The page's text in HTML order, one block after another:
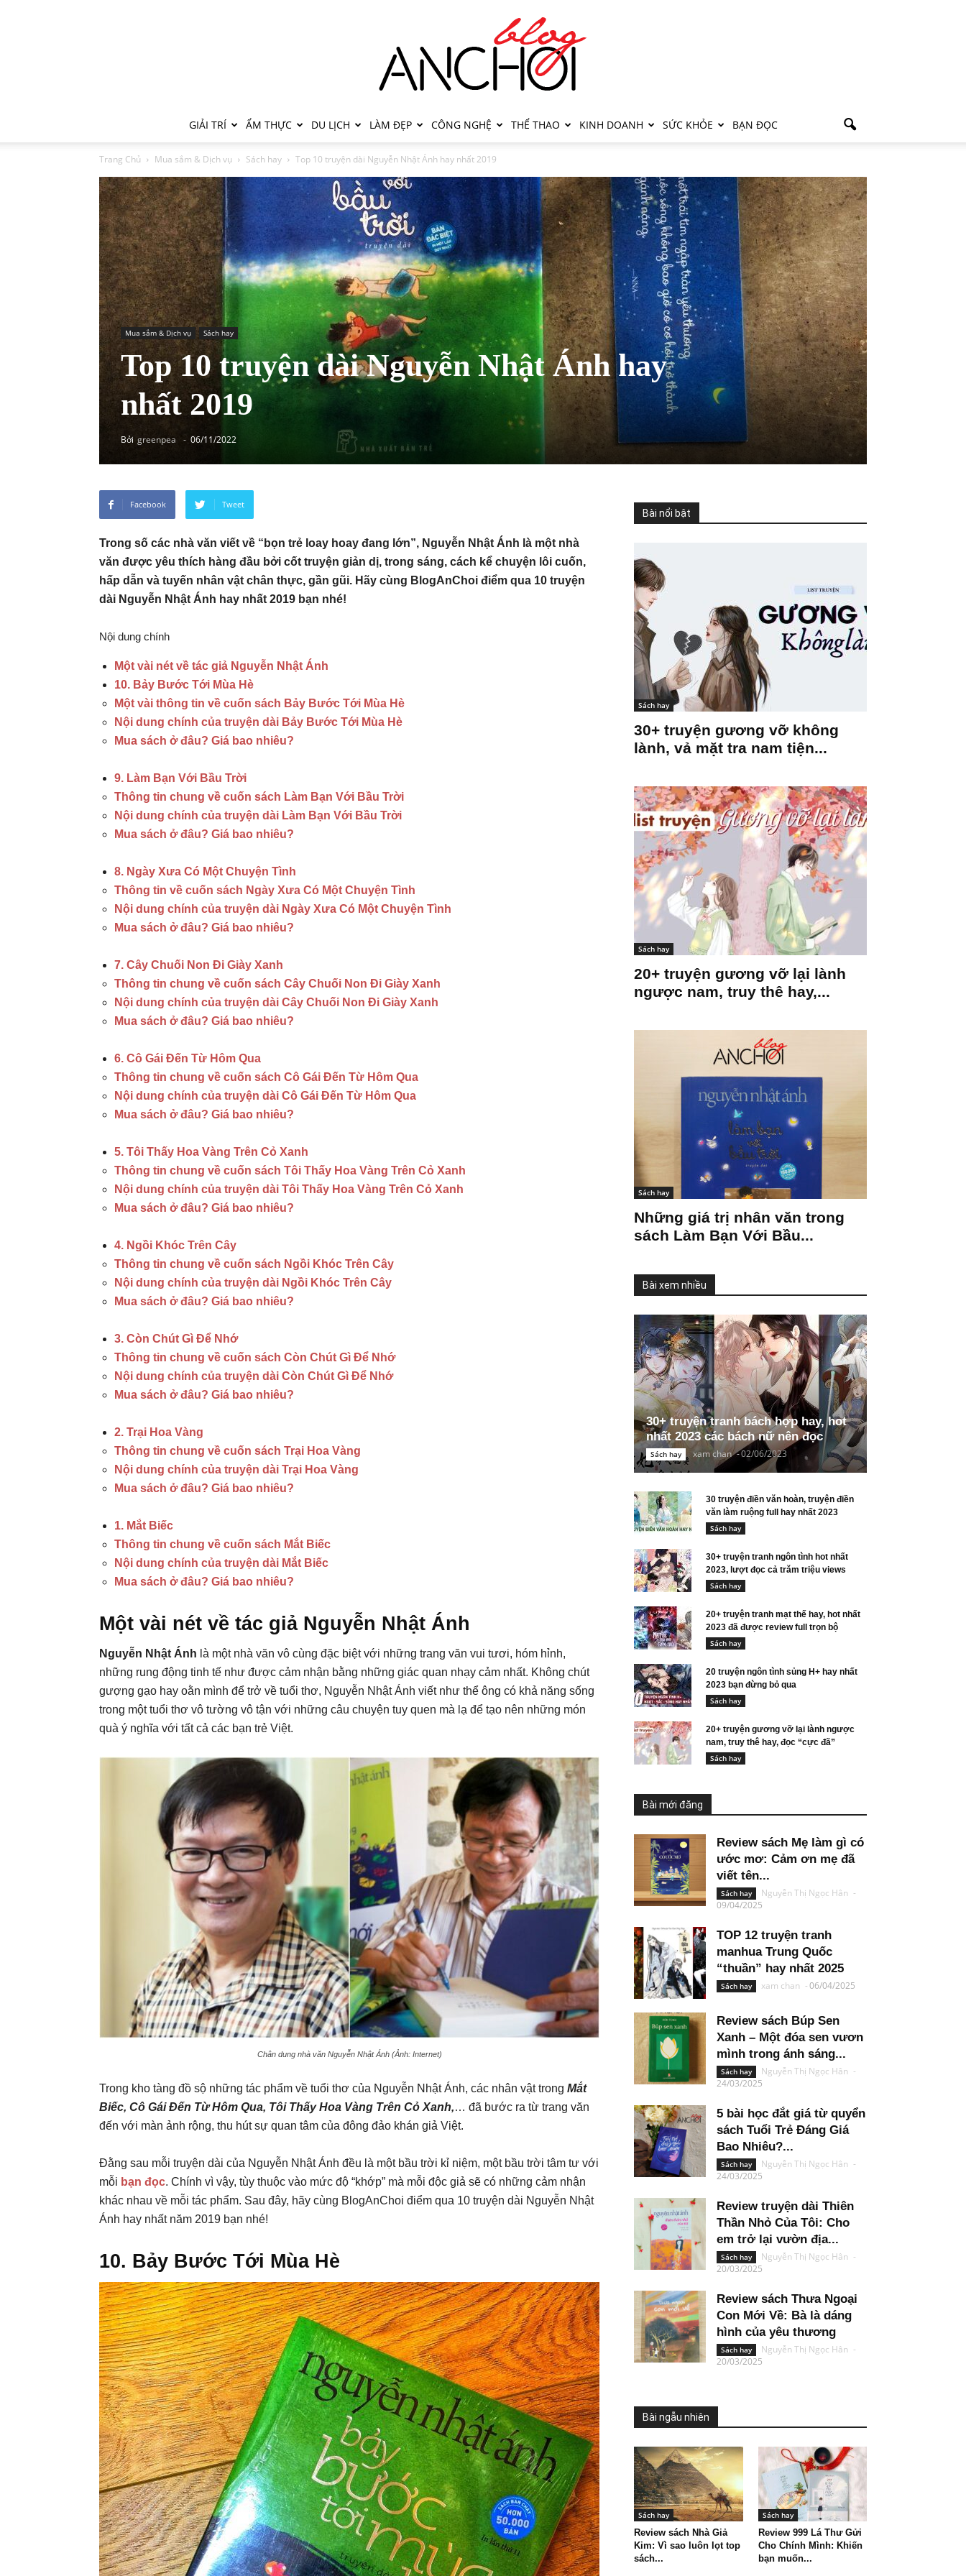
GIẢI TRÍ ẨM THỰC DU LỊCH LÀM ĐẸP CÔNG NGHỆ THỂ THAO KINH DOANH SỨC KHỎE BẠN ĐỌC
Trang Chủ Mua sắm & Dịch vụ Sách hay Top 10 truyện dài Nguyễn Nhật Ánh hay nhất 2019
Mua sắm & Dịch vụ Sách hay
Top 10 truyện dài Nguyễn Nhật Ánh hay
nhất 2019
Bởi greenpea - 06/11/2022
Facebook Tweet
Trong số các nhà văn viết về “bọn trẻ loay hoay đang lớn”, Nguyễn Nhật Ánh là một nhà
văn được yêu thích hàng đầu bởi cốt truyện giản dị, trong sáng, cách kể chuyện lôi cuốn,
hấp dẫn và tuyến nhân vật chân thực, gần gũi. Hãy cùng BlogAnChoi điểm qua 10 truyện
dài Nguyễn Nhật Ánh hay nhất 2019 bạn nhé!
Nội dung chính
Một vài nét về tác giả Nguyễn Nhật Ánh
10. Bảy Bước Tới Mùa Hè
Một vài thông tin về cuốn sách Bảy Bước Tới Mùa Hè
Nội dung chính của truyện dài Bảy Bước Tới Mùa Hè
Mua sách ở đâu? Giá bao nhiêu?
9. Làm Bạn Với Bầu Trời
Thông tin chung về cuốn sách Làm Bạn Với Bầu Trời
Nội dung chính của truyện dài Làm Bạn Với Bầu Trời
Mua sách ở đâu? Giá bao nhiêu?
8. Ngày Xưa Có Một Chuyện Tình
Thông tin về cuốn sách Ngày Xưa Có Một Chuyện Tình
Nội dung chính của truyện dài Ngày Xưa Có Một Chuyện Tình
Mua sách ở đâu? Giá bao nhiêu?
7. Cây Chuối Non Đi Giày Xanh
Thông tin chung về cuốn sách Cây Chuối Non Đi Giày Xanh
Nội dung chính của truyện dài Cây Chuối Non Đi Giày Xanh
Mua sách ở đâu? Giá bao nhiêu?
6. Cô Gái Đến Từ Hôm Qua
Thông tin chung về cuốn sách Cô Gái Đến Từ Hôm Qua
Nội dung chính của truyện dài Cô Gái Đến Từ Hôm Qua
Mua sách ở đâu? Giá bao nhiêu?
5. Tôi Thấy Hoa Vàng Trên Cỏ Xanh
Thông tin chung về cuốn sách Tôi Thấy Hoa Vàng Trên Cỏ Xanh
Nội dung chính của truyện dài Tôi Thấy Hoa Vàng Trên Cỏ Xanh
Mua sách ở đâu? Giá bao nhiêu?
4. Ngồi Khóc Trên Cây
Thông tin chung về cuốn sách Ngồi Khóc Trên Cây
Nội dung chính của truyện dài Ngồi Khóc Trên Cây
Mua sách ở đâu? Giá bao nhiêu?
3. Còn Chút Gì Để Nhớ
Thông tin chung về cuốn sách Còn Chút Gì Để Nhớ
Nội dung chính của truyện dài Còn Chút Gì Để Nhớ
Mua sách ở đâu? Giá bao nhiêu?
2. Trại Hoa Vàng
Thông tin chung về cuốn sách Trại Hoa Vàng
Nội dung chính của truyện dài Trại Hoa Vàng
Mua sách ở đâu? Giá bao nhiêu?
1. Mắt Biếc
Thông tin chung về cuốn sách Mắt Biếc
Nội dung chính của truyện dài Mắt Biếc
Mua sách ở đâu? Giá bao nhiêu?
Một vài nét về tác giả Nguyễn Nhật Ánh
Nguyễn Nhật Ánh là một nhà văn vô cùng đặc biệt với những trang văn vui tươi, hóm hỉnh,
những rung động tinh tế như được cảm nhận bằng những giác quan nhạy cảm nhất. Không chút
gượng gạo hay oằn mình để trở về tuổi thơ, Nguyễn Nhật Ánh viết như thể ông có khả năng sống
trong một tuổi thơ vô tường vô tận với những câu chuyện tuy quen mà lạ để tạo nên những món
quà ý nghĩa với tất cả các bạn trẻ Việt.
Chân dung nhà văn Nguyễn Nhật Ánh (Ảnh: Internet)
Trong kho tàng đồ sộ những tác phẩm về tuổi thơ của Nguyễn Nhật Ánh, các nhân vật trong Mắt
Biếc, Cô Gái Đến Từ Hôm Qua, Tôi Thấy Hoa Vàng Trên Cỏ Xanh,… đã bước ra từ trang văn
đến với màn ảnh rộng, thu hút sự quan tâm của đông đảo khán giả Việt.
Đằng sau mỗi truyện dài của Nguyễn Nhật Ánh đều là một bầu trời kỉ niệm, một bầu trời tâm tư với
mỗi bạn đọc. Chính vì vậy, tùy thuộc vào mức độ “khớp” mà mỗi độc giả sẽ có những cảm nhận
khác nhau về mỗi tác phẩm. Sau đây, hãy cùng BlogAnChoi điểm qua 10 truyện dài Nguyễn Nhật
Ánh hay nhất năm 2019 bạn nhé!
10. Bảy Bước Tới Mùa Hè
Bài nổi bật
Sách hay
30+ truyện gương vỡ không
lành, vả mặt tra nam tiện...
Sách hay
20+ truyện gương vỡ lại lành
ngược nam, truy thê hay,...
Sách hay
Những giá trị nhân văn trong
sách Làm Bạn Với Bầu...
Bài xem nhiều
30+ truyện tranh bách hợp hay, hot
nhất 2023 các bách nữ nên đọc
Sách hay xam chan -02/06/2023
30 truyện điền văn hoàn, truyện điền
văn làm ruộng full hay nhất 2023
Sách hay
30+ truyện tranh ngôn tình hot nhất
2023, lượt đọc cả trăm triệu views
Sách hay
20+ truyện tranh mạt thế hay, hot nhất
2023 đã được review full trọn bộ
Sách hay
20 truyện ngôn tình sủng H+ hay nhất
2023 bạn đừng bỏ qua
Sách hay
20+ truyện gương vỡ lại lành ngược
nam, truy thê hay, đọc “cực đã”
Sách hay
Bài mới đăng
Review sách Mẹ làm gì có
ước mơ: Cảm ơn mẹ đã
viết tên...
Sách hay Nguyễn Thị Ngọc Hân -
09/04/2025
TOP 12 truyện tranh
manhua Trung Quốc
“thuần” hay nhất 2025
Sách hay xam chan -06/04/2025
Review sách Búp Sen
Xanh – Một đóa sen vươn
mình trong ánh sáng...
Sách hay Nguyễn Thị Ngọc Hân -
24/03/2025
5 bài học đắt giá từ quyển
sách Tuổi Trẻ Đáng Giá
Bao Nhiêu?...
Sách hay Nguyễn Thị Ngọc Hân -
24/03/2025
Review truyện dài Thiên
Thần Nhỏ Của Tôi: Cho
em trở lại vườn địa...
Sách hay Nguyễn Thị Ngọc Hân -
20/03/2025
Review sách Thưa Ngoại
Con Mới Về: Bà là dáng
hình của yêu thương
Sách hay Nguyễn Thị Ngọc Hân -
20/03/2025
Bài ngẫu nhiên
Sách hay
Review sách Nhà Giả
Kim: Vì sao luôn lọt top
sách...
Sách hay
Review 999 Lá Thư Gửi
Cho Chính Mình: Khiến
bạn muốn...